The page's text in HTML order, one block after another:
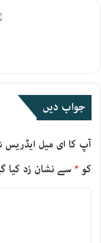
جواب دیں
آپ کا ای میل ایڈریس
کو *سے نشان زد کیا